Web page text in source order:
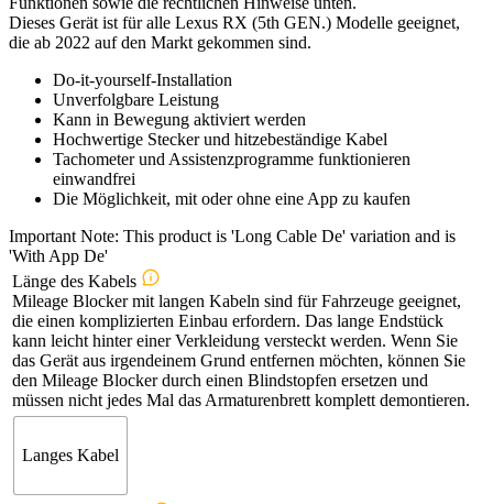
Dieses Gerät ist für alle Lexus RX (5th GEN.) Modelle geeignet,
die ab 2022 auf den Markt gekommen sind.
Do-it-yourself-Installation
Unverfolgbare Leistung
Kann in Bewegung aktiviert werden
Hochwertige Stecker und hitzebeständige Kabel
Tachometer und Assistenzprogramme funktionieren
einwandfrei
Die Möglichkeit, mit oder ohne eine App zu kaufen
Important Note: This product is 'Long Cable De' variation and is
'With App De'
Länge des Kabels
Mileage Blocker mit langen Kabeln sind für Fahrzeuge geeignet,
die einen komplizierten Einbau erfordern. Das lange Endstück
kann leicht hinter einer Verkleidung versteckt werden. Wenn Sie
das Gerät aus irgendeinem Grund entfernen möchten, können Sie
den Mileage Blocker durch einen Blindstopfen ersetzen und
müssen nicht jedes Mal das Armaturenbrett komplett demontieren.
Langes Kabel